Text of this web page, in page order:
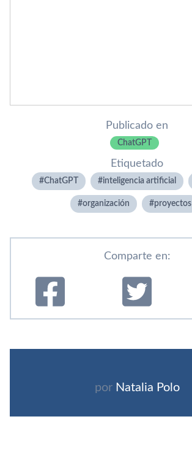
Publicado en
ChatGPT
Etiquetado
ChatGPT inteligencia artificial
organización proyectos
Comparte en:
por Natalia Polo